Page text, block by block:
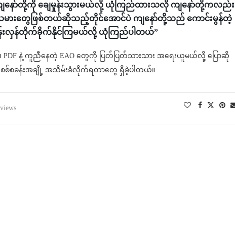
ာ်တို့ကို ချေမှုန်းသွားမယ်လို့ ယုံကြည်ထားသလို ကျနော်တို့ကလည်း
ားတွေဖြစ်တယ်ဆိုသည့်တိုင်အောင်ပဲ ကျနော်တို့သည် ကောင်းမွန်တဲ့
းလှန်တိုက်ခိုက်နိုင်ကြမယ်လို့ ယုံကြည်ပါတယ်”
PDF နဲ့ ကူညီနေတဲ့ EAO တွေကို ပြတ်ပြတ်သားသား အရေးယူမယ်လို့ ပြောဆို
စစ်စခန်းအချို့ အသိမ်းခံလိုက်ရတာတွေ ရှိခဲ့ပါတယ်။